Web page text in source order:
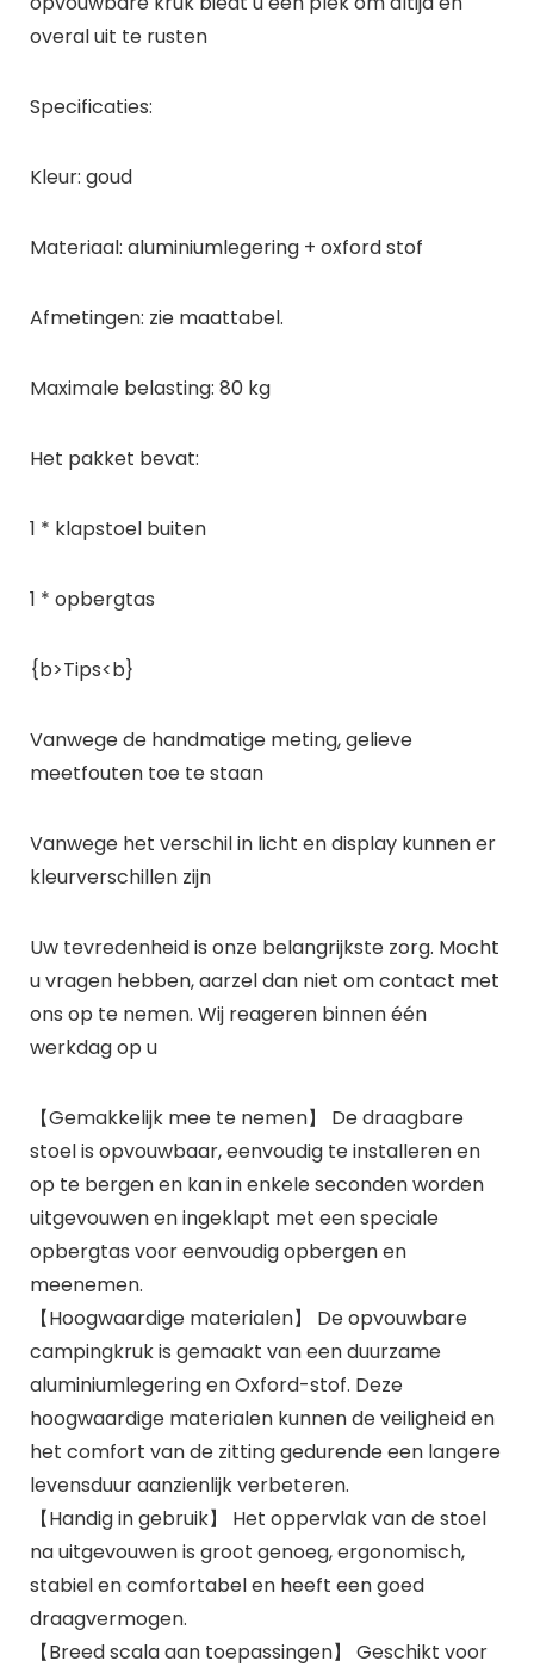
overal uit te rusten
Specificaties:
Kleur: goud
Materiaal: aluminiumlegering + oxford stof
Afmetingen: zie maattabel.
Maximale belasting: 80 kg
Het pakket bevat:
1 * klapstoel buiten
1 * opbergtas
{b>Tips<b}
Vanwege de handmatige meting, gelieve
meetfouten toe te staan
Vanwege het verschil in licht en display kunnen er
kleurverschillen zijn
Uw tevredenheid is onze belangrijkste zorg. Mocht
u vragen hebben, aarzel dan niet om contact met
ons op te nemen. Wij reageren binnen één
werkdag op u
【Gemakkelijk mee te nemen】 De draagbare
stoel is opvouwbaar, eenvoudig te installeren en
op te bergen en kan in enkele seconden worden
uitgevouwen en ingeklapt met een speciale
opbergtas voor eenvoudig opbergen en
meenemen.
【Hoogwaardige materialen】 De opvouwbare
campingkruk is gemaakt van een duurzame
aluminiumlegering en Oxford-stof. Deze
hoogwaardige materialen kunnen de veiligheid en
het comfort van de zitting gedurende een langere
levensduur aanzienlijk verbeteren.
【Handig in gebruik】 Het oppervlak van de stoel
na uitgevouwen is groot genoeg, ergonomisch,
stabiel en comfortabel en heeft een goed
draagvermogen.
【Breed scala aan toepassingen】 Geschikt voor